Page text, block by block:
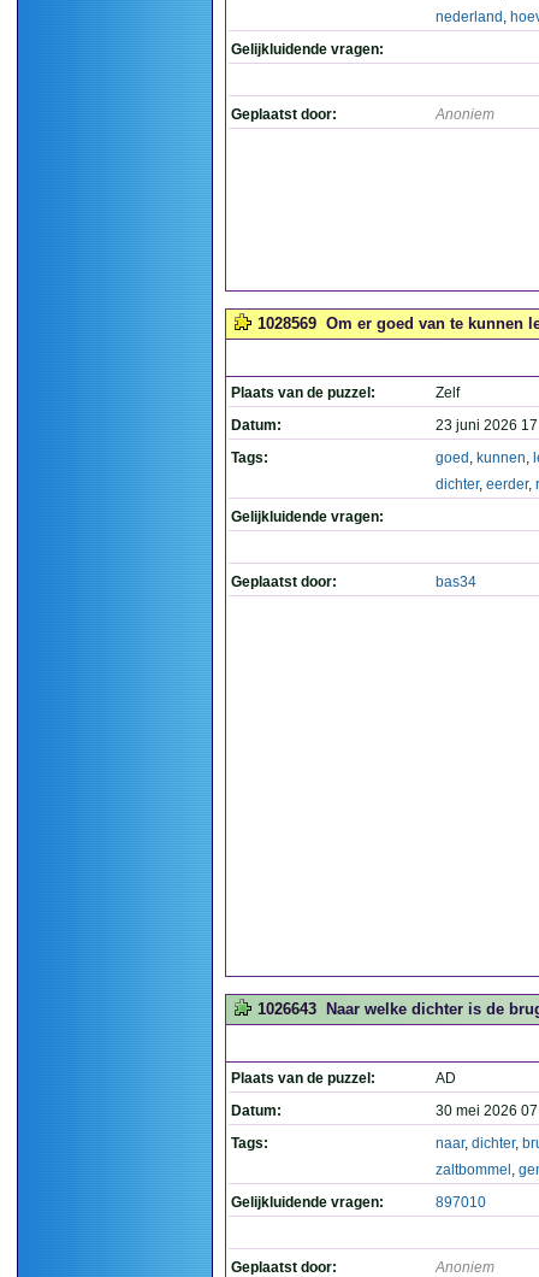
nederland ,
Gelijkluidende vragen:
Geplaatst door: Anoniem
1028569 Om er goed van te kunnen
Plaats van de puzzel:
Zelf
Datum:
23 juni 2026
Tags:
goed , kunnen,
dichter, eerder,
Gelijkluidende vragen:
Geplaatst door: bas34
1026643 Naar welke dichter is de
Plaats van de puzzel:
AD
Datum:
30 mei 2026
Tags:
naar, dichter,
zaltbommel ,
Gelijkluidende vragen:
897010
Geplaatst door: Anoniem